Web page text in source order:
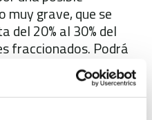
grave, que se
del 20% al 30% del
fraccionados. Podrá
agravante la
acordadas a
sanción a imponer por